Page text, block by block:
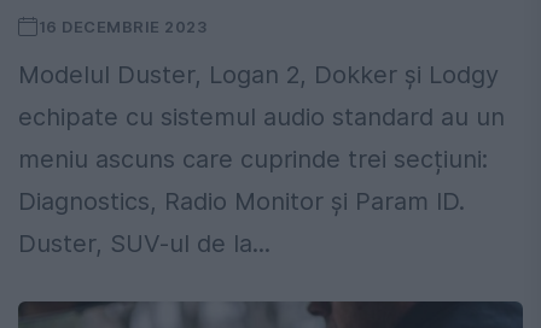
16 DECEMBRIE 2023
Modelul Duster, Logan 2, Dokker și Lodgy
echipate cu sistemul audio standard au un
meniu ascuns care cuprinde trei secțiuni:
Diagnostics, Radio Monitor și Param ID.
Duster, SUV-ul de la...